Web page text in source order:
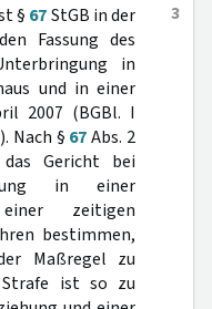
3
§ 67StGB in der
Fassung des
in
und in einer
2007 (BGBl. I
Nach § 67Abs. 2
Gericht bei
in einer
zeitigen
bestimmen,
Maßregel zu
ist so zu